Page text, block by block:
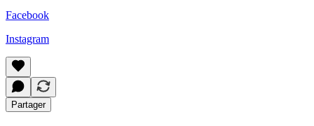
Facebook
Instagram
Partager